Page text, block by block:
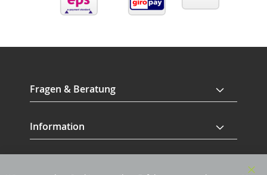
Fragen & Beratung
Information